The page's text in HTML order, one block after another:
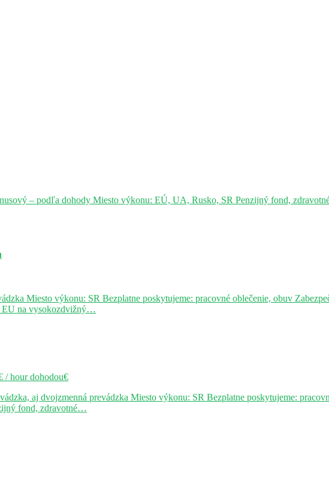
– podľa dohody Miesto výkonu: EÚ, UA, Rusko, SR Penzijný fond,
Miesto výkonu: SR Bezplatne poskytujeme: pracovné oblečenie, obuv
EU na vysokozdvižný…
/ hourdohodou€
aj dvojzmenná prevádzka Miesto výkonu: SR Bezplatne poskytujeme:
fond, zdravotné…